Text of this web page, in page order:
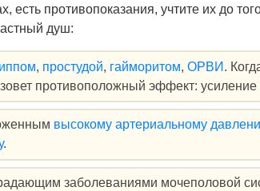
есть противопоказания, учтите их до
душ:
, простудой, гайморитом, ОРВИ .
противоположный эффект: усиление
высокому артериальному
.
заболеваниями мочеполовой